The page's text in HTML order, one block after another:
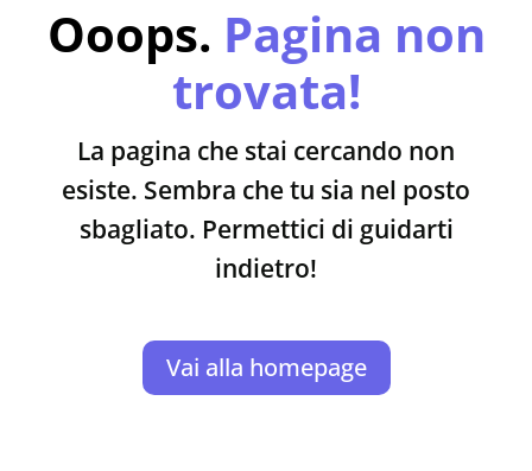
Ooops. Pagina non
trovata!
La pagina che stai cercando non
esiste. Sembra che tu sia nel posto
sbagliato. Permettici di guidarti
indietro!
Vai alla homepage